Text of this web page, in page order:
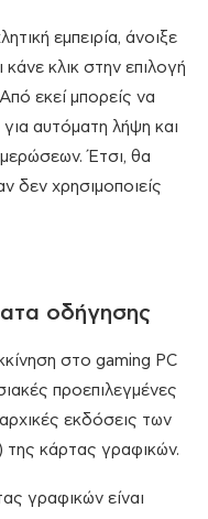
εμπειρία, άνοιξε
κλικ στην επιλογή
εκεί μπορείς να
αυτόματη λήψη και
Έτσι, θα
δεν χρησιμοποιείς
οδήγησης
στο gaming PC
προεπιλεγμένες
εκδόσεις των
κάρτας γραφικών.
γραφικών είναι